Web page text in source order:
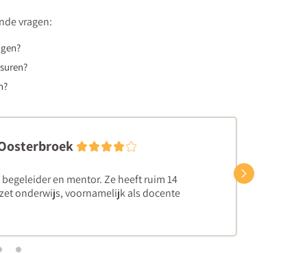
vragen:
en mentor. Ze heeft ruim 14
onderwijs, voornamelijk als docente
Volgende